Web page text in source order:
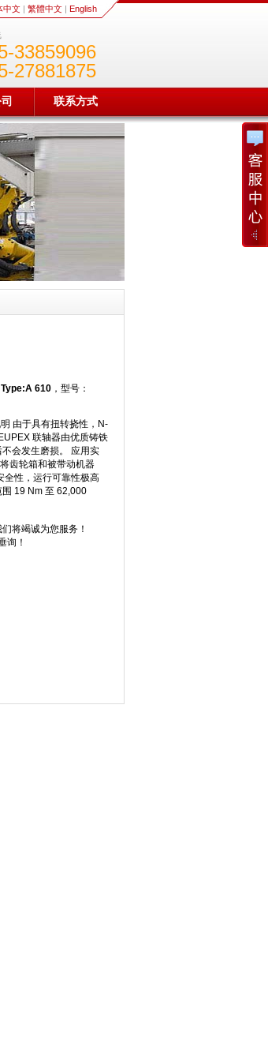
中文| 繁體中文| English
33859096
27881875
联系方式
610 ，型号：
由于具有扭转挠性，N-
联轴器由优质铸铁
会发生磨损。 应用实
齿轮箱和被带动机器
全性，运行可靠性极高
19 Nm 至 62,000
将竭诚为您服务！
询！